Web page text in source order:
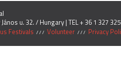
u. 32. / Hungary | TEL + 36 1 327
Festivals Volunteer Privacy